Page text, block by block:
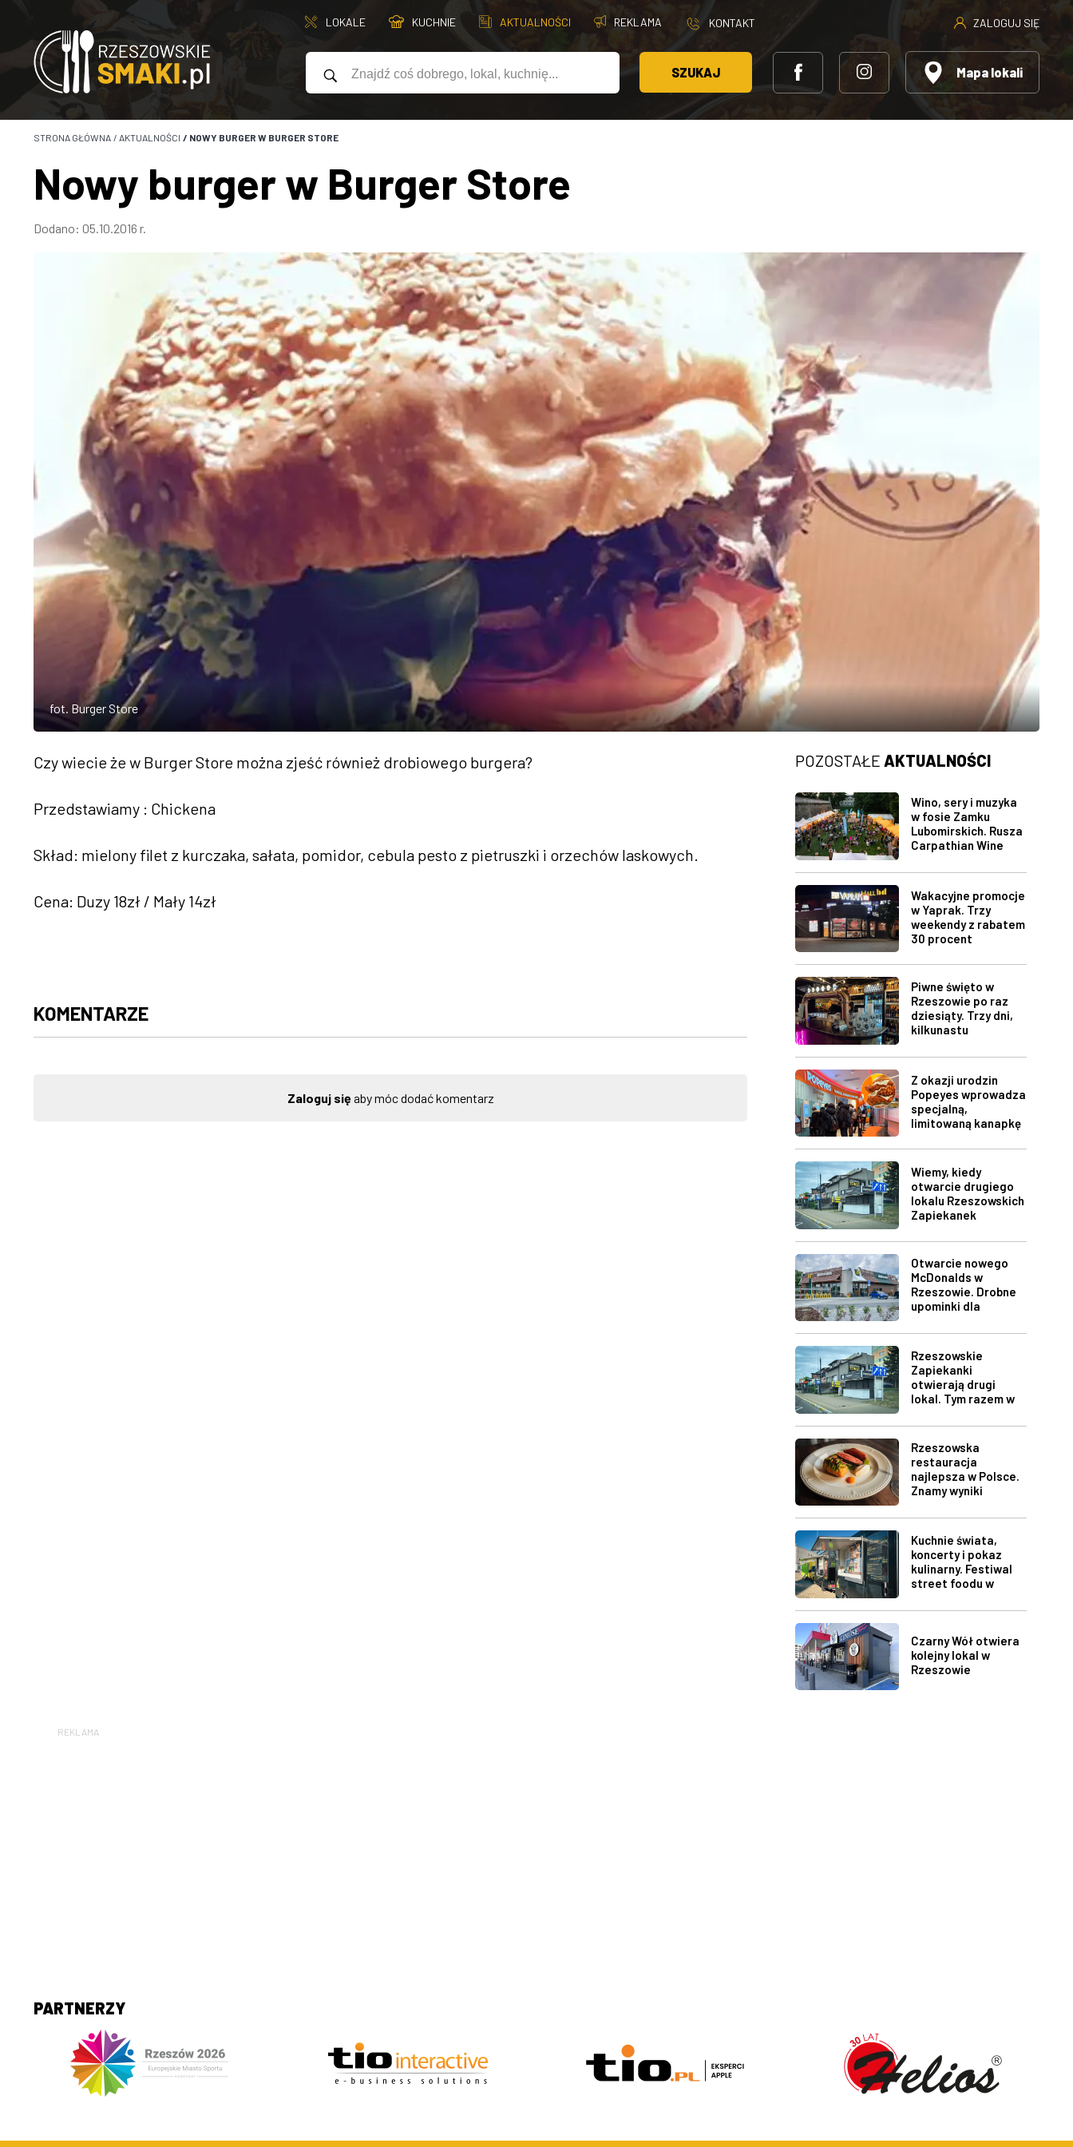
LOKALE KUCHNIE AKTUALNOŚCI REKLAMA KONTAKT ZALOGUJ SIĘ
SZUKAJ Mapa lokali
STRONA GŁÓWNA / AKTUALNOŚCI / NOWY BURGER W BURGER STORE
Nowy burger w Burger Store
Dodano: 05.10.2016 r.
fot. Burger Store
Czy wiecie że w Burger Store można zjeść również drobiowego burgera?
Przedstawiamy : Chickena
Skład: mielony filet z kurczaka, sałata, pomidor, cebula pesto z pietruszki i orzechów laskowych.
Cena: Duzy 18zł / Mały 14zł
KOMENTARZE
Zaloguj sięaby móc dodać komentarz
POZOSTAŁE AKTUALNOŚCI
Wino, sery i muzyka
w fosie Zamku
Lubomirskich. Rusza
Carpathian Wine
Wakacyjne promocje
w Yaprak. Trzy
weekendy z rabatem
30 procent
Piwne święto w
Rzeszowie po raz
dziesiąty. Trzy dni,
kilkunastu
na żywo
Z okazji urodzin
Popeyes wprowadza
specjalną,
limitowaną kanapkę
Wiemy, kiedy
otwarcie drugiego
lokalu Rzeszowskich
Zapiekanek
Otwarcie nowego
McDonalds w
Rzeszowie. Drobne
upominki dla
Rzeszowskie
Zapiekanki
otwierają drugi
lokal. Tym razem w
Hall
Rzeszowska
restauracja
najlepsza w Polsce.
Znamy wyniki
Restaurant Week
Kuchnie świata,
koncerty i pokaz
kulinarny. Festiwal
street foodu w
Czarny Wół otwiera
kolejny lokal w
Rzeszowie
REKLAMA
PARTNERZY